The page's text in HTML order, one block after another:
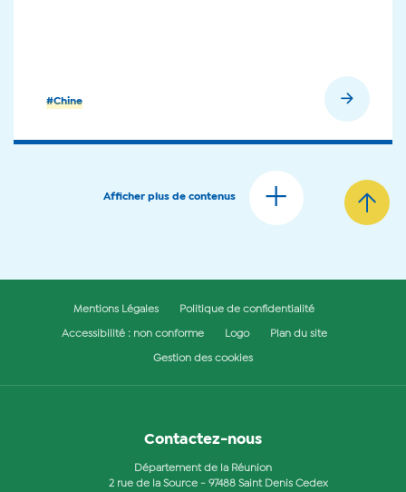
#Chine
Afficher plus de contenus
Mentions Légales Politique de confidentialité
Accessibilité : non conforme Logo Plan du site
Gestion des cookies
Contactez-nous
Département de la Réunion
2 rue de la Source - 97488 Saint Denis Cedex